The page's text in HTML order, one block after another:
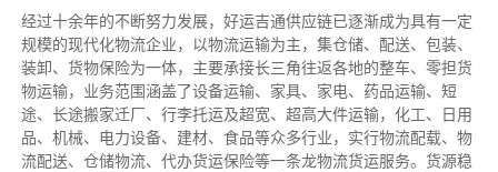
经过十余年的不断努力发展，好运吉通供应链已逐渐成为具有一定
规模的现代化物流企业，以物流运输为主，集仓储、配送、包装、
装卸、货物保险为一体，主要承接长三角往返各地的整车、零担货
物运输，业务范围涵盖了设备运输、家具、家电、药品运输、短
途、长途搬家迁厂、行李托运及超宽、超高大件运输，化工、日用
品、机械、电力设备、建材、食品等众多行业，实行物流配载、物
流配送、仓储物流、代办货运保险等一条龙物流货运服务。货源稳